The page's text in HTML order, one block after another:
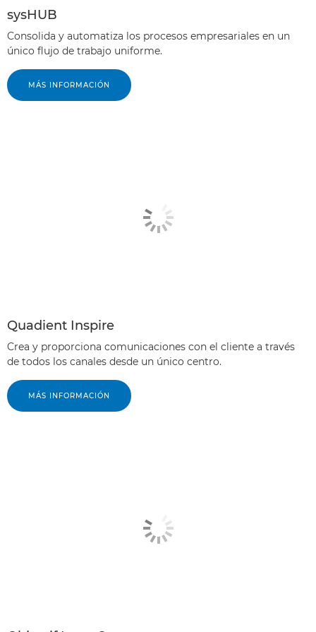
sysHUB
Consolida y automatiza los procesos empresariales en un
único flujo de trabajo uniforme.
MÁS INFORMACIÓN
Quadient Inspire
Crea y proporciona comunicaciones con el cliente a través
de todos los canales desde un único centro.
MÁS INFORMACIÓN